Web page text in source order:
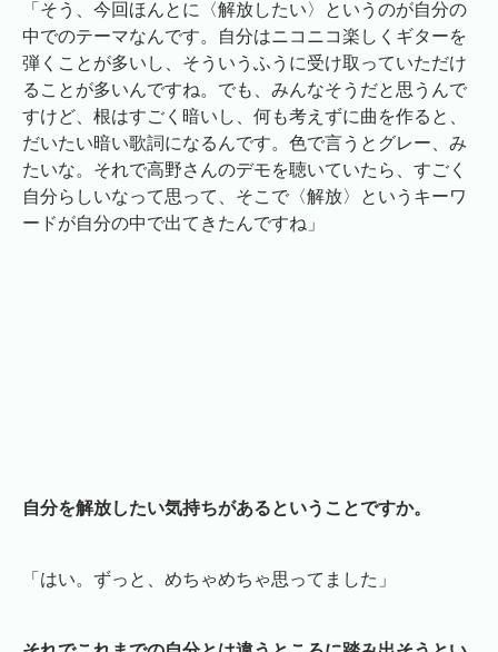
「そう、今回ほんとに〈解放したい〉というのが自分の
中でのテーマなんです。自分はニコニコ楽しくギターを
弾くことが多いし、そういうふうに受け取っていただけ
ることが多いんですね。でも、みんなそうだと思うんで
すけど、根はすごく暗いし、何も考えずに曲を作ると、
だいたい暗い歌詞になるんです。色で言うとグレー、み
たいな。それで高野さんのデモを聴いていたら、すごく
自分らしいなって思って、そこで〈解放〉というキーワ
ードが自分の中で出てきたんですね」
自分を解放したい気持ちがあるということですか。
「はい。ずっと、めちゃめちゃ思ってました」